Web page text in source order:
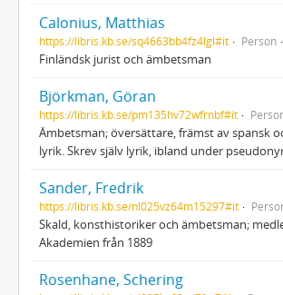
Calonius, Matthias
https://libris.kb.se/sq4663bb4fz4lgl#it Person
Finländsk jurist och ämbetsman
Björkman, Göran
https://libris.kb.se/pm135hv72wfrnbf#it
Ämbetsman; översättare, främst av spansk
lyrik. Skrev själv lyrik, ibland under
Sander, Fredrik
https://libris.kb.se/nl025vz64m15297#it
Skald, konsthistoriker och ämbetsman;
Akademien från 1889
Rosenhane, Schering